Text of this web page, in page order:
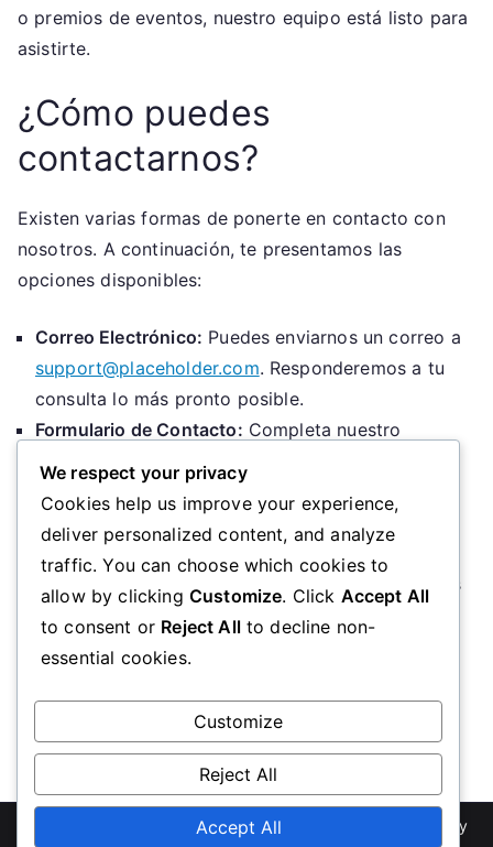
o premios de eventos, nuestro equipo está listo para
asistirte.
¿Cómo puedes
contactarnos?
Existen varias formas de ponerte en contacto con
nosotros. A continuación, te presentamos las
opciones disponibles:
Correo Electrónico: Puedes enviarnos un correo a
support@placeholder.com. Responderemos a tu
consulta lo más pronto posible.
Formulario de Contacto: Completa nuestro
formulario de contacto
proporcionar toda la información necesaria para
que podamos ayudarte de manera efectiva.
Redes Sociales:
Síguenos en nuestras redes
sociales para estar al tanto de las últimas noticias
y actualizaciones. Puedes encontrarnos en:
Facebook
ultramarexpressevents.com
. Powered by
We respect your privacy
Cookies help us improve your experience,
deliver personalized content, and analyze
traffic. You can choose which cookies to
allow by clicking Customize. Click Accept All
to consent or Reject Allto decline non-
essential cookies.
Customize
Reject All
Accept All